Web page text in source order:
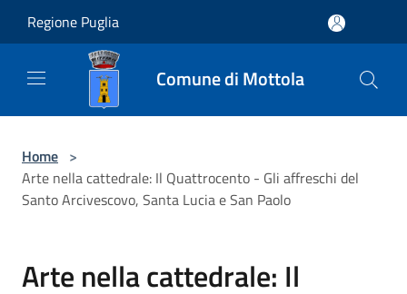
Regione Puglia
Comune di Mottola
Home >
Arte nella cattedrale: Il Quattrocento - Gli affreschi del
Santo Arcivescovo, Santa Lucia e San Paolo
Arte nella cattedrale: Il